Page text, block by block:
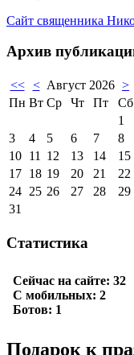
Сайт священника
Архив
<< < Август 2026 >
Пн Вт Ср Чт Пт Сб
1
3
4 5 6 7 8
10 11 12 13 14 15
17 18 19 20 21 22
24 25 26 27 28 29
31
Статистика
Подарок к